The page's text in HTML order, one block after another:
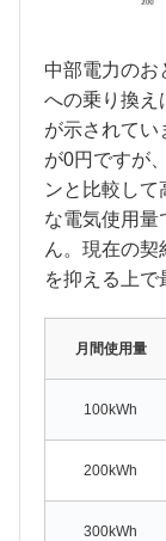
中部電力のお
への乗り換え
が示されてい
が0円ですが
ンと比較して
な電気使用量
ん。現在の契
を抑える上で
月間使用量
100kWh
200kWh
300kWh